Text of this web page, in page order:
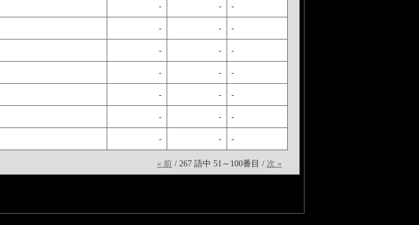
- - -
- - -
- - -
- - -
- - -
- - -
- - -
« 前 / 267 語中 51～100番目 / 次 »